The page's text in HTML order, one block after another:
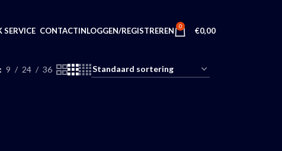
SERVICE CONTACTINLOGGEN/REGISTREREN 0 €0,00
9 24 36